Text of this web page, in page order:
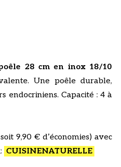
28 cm en inox 18/10
Une poêle durable,
endocriniens. Capacité : 4 à
9,90 € d’économies) avec
CUISINENATURELLE